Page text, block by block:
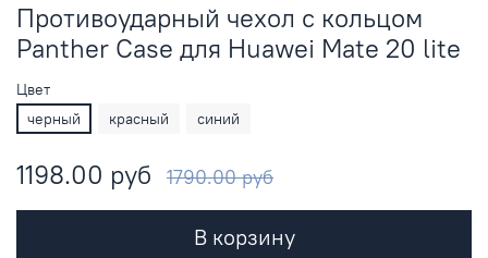
Противоударный чехол с кольцом
Panther Case для Huawei Mate 20 lite
Цвет
черный
красный синий
1198.00 руб 1790.00 руб
В корзину